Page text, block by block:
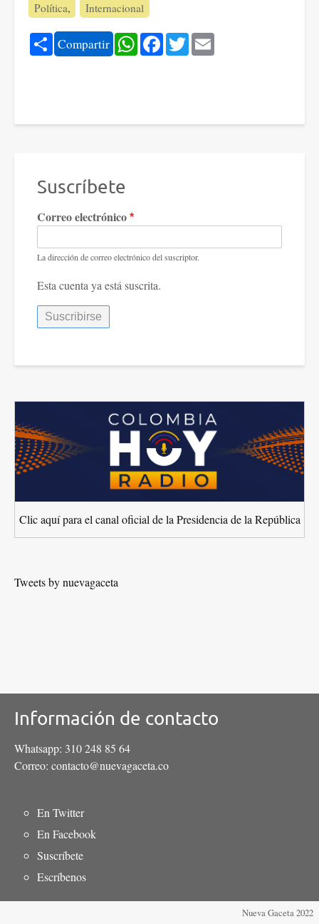
Política Internacional
Share
Compartir WhatsApp
Facebook
Twitter
Suscríbete
Correo electrónico
La dirección de correo electrónico del suscriptor.
Esta cuenta ya está suscrita.
Clic aquí para el canal oficial de la Presidencia de la República
Tweets by nuevagaceta
Información de contacto
Whatsapp: 310 248 85 64
Correo: contacto@nuevagaceta.co
Menú
del
pie
En Twitter
En Facebook
Suscríbete
Escríbenos
Nueva Gaceta 2022